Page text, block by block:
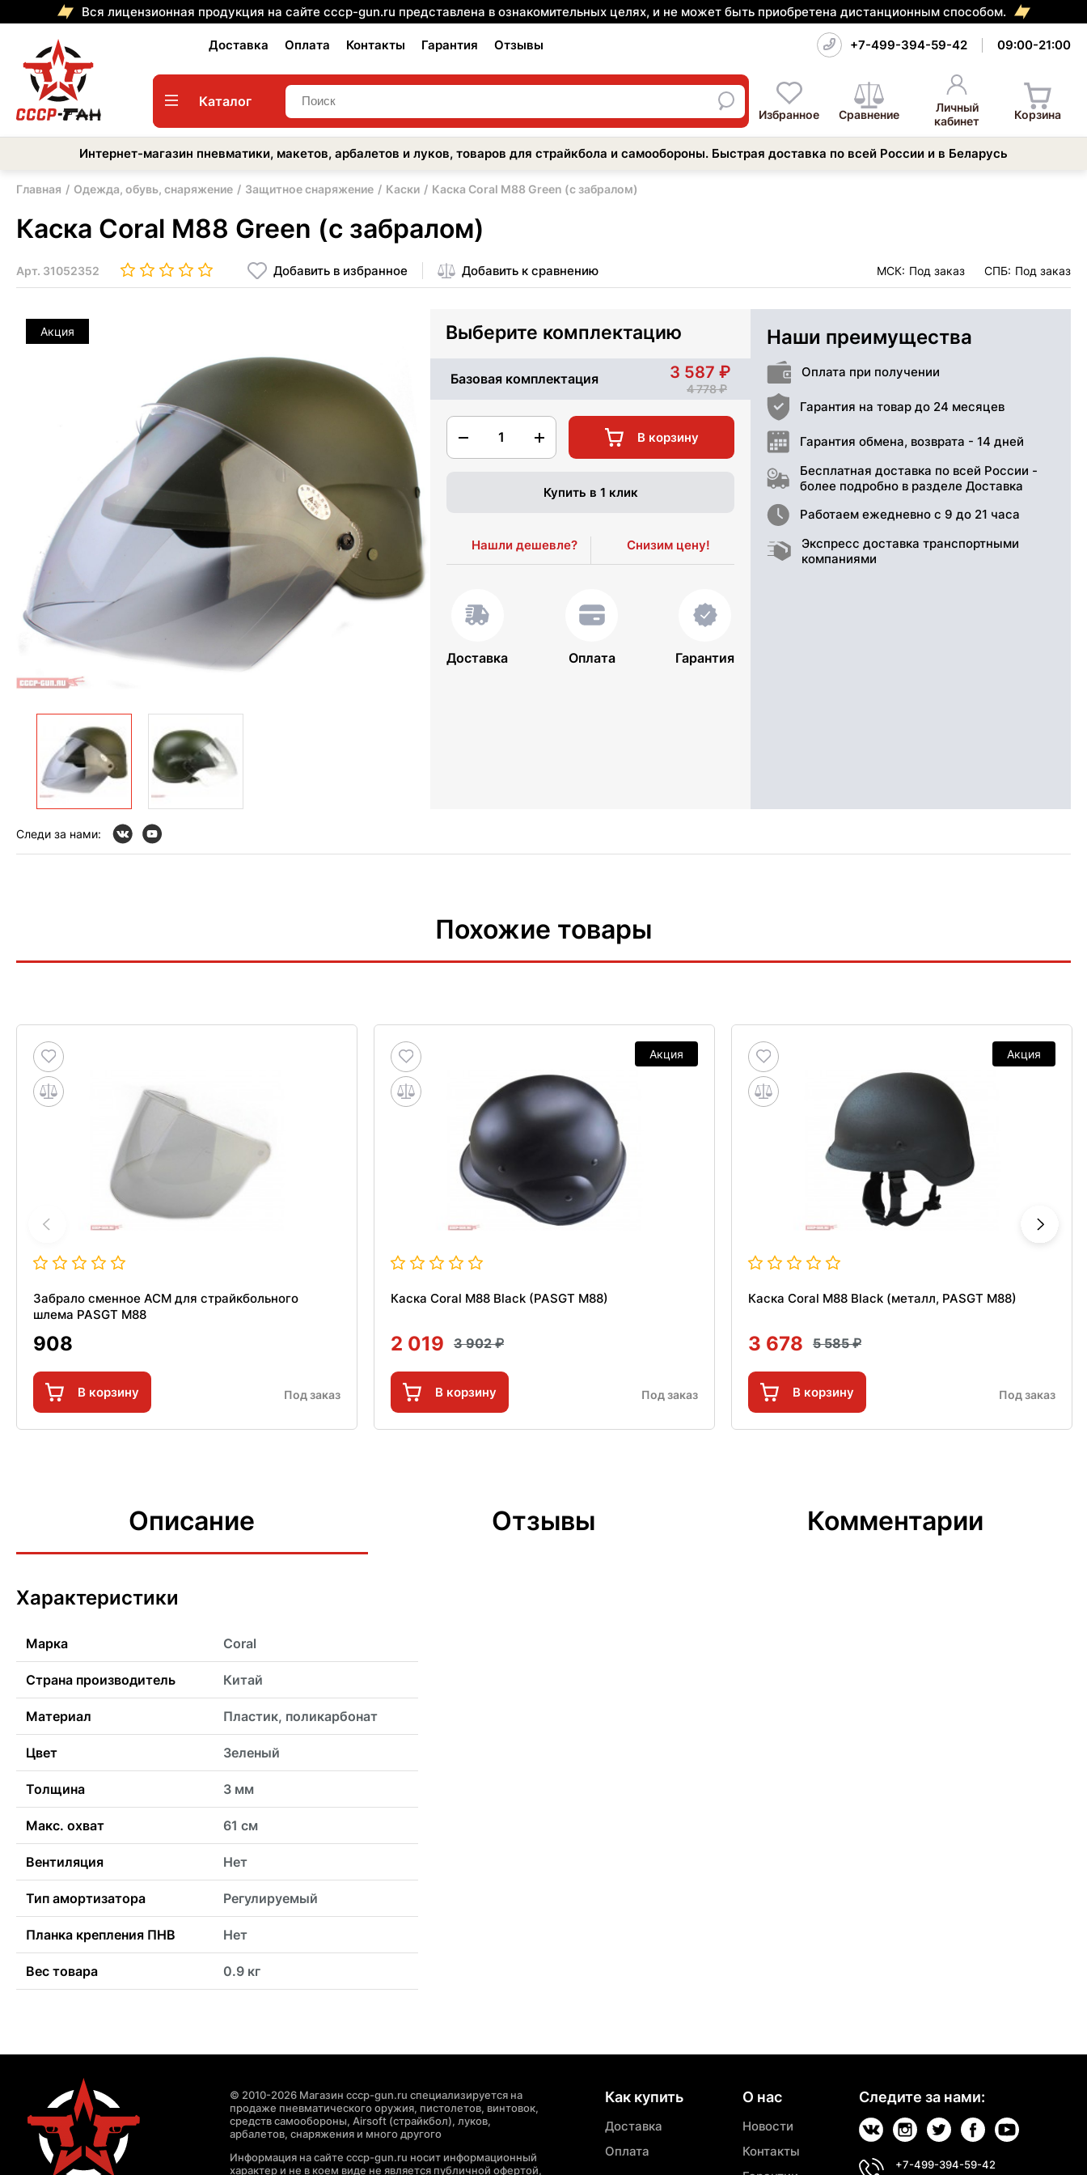
Вся лицензионная продукция на сайте cccp-gun.ru представлена в ознакомительных целях, и не может быть приобретена дистанционным способом.
Доставка Оплата Контакты Гарантия Отзывы +7-499-394-59-42 09:00-21:00
Каталог
Избранное Сравнение
Личный
кабинет
Корзина
Интернет-магазин пневматики, макетов, арбалетов и луков, товаров для страйкбола и самообороны. Быстрая доставка по всей России и в Беларусь
Главная Одежда, обувь, снаряжение Защитное снаряжение Каски Каска Coral M88 Green (c забралом)
Каска Coral M88 Green (c забралом)
Арт. 31052352 Добавить в избранное Добавить к сравнению МСК: Под заказ СПБ: Под заказ
Акция Выберите комплектацию
Базовая комплектация 3 587
4 778
1 В корзину
Купить в 1 клик
Нашли дешевле? Снизим цену!
Доставка Оплата Гарантия
Наши преимущества
Оплата при получении
Гарантия на товар до 24 месяцев
Гарантия обмена, возврата - 14 дней
Бесплатная доставка по всей России -
более подробно в разделе Доставка
Работаем ежедневно с 9 до 21 часа
Экспресс доставка транспортными
компаниями
Следи за нами:
Похожие товары
Забрало сменное ACM для страйкбольного
шлема PASGT M88
908
В корзину Под заказ
Акция
Каска Coral M88 Black (PASGT M88)
2 019 3 902
В корзину Под заказ
Акция
Каска Coral M88 Black (металл, PASGT M88)
3 678 5 585
В корзину Под заказ
Описание Отзывы Комментарии
Характеристики
Марка Coral
Страна производитель Китай
Материал Пластик, поликарбонат
Цвет Зеленый
Толщина 3 мм
Макс. охват 61 см
Вентиляция Нет
Тип амортизатора Регулируемый
Планка крепления ПНВ Нет
Вес товара 0.9 кг
© 2010-2026 Магазин cccp-gun.ru специализируется на
продаже пневматического оружия, пистолетов, винтовок,
средств самообороны, Airsoft (страйкбол), луков,
арбалетов, снаряжения и много другого
Информация на сайте cccp-gun.ru носит информационный
характер и не в коем виде не является публичной офертой,
Как купить
Доставка
Оплата
О нас
Новости
Контакты
Следите за нами:
+7-499-394-59-42